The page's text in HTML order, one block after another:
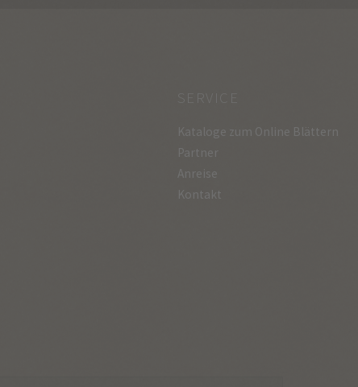
SERVICE
Kataloge zum Online Blättern
Partner
Anreise
Kontakt